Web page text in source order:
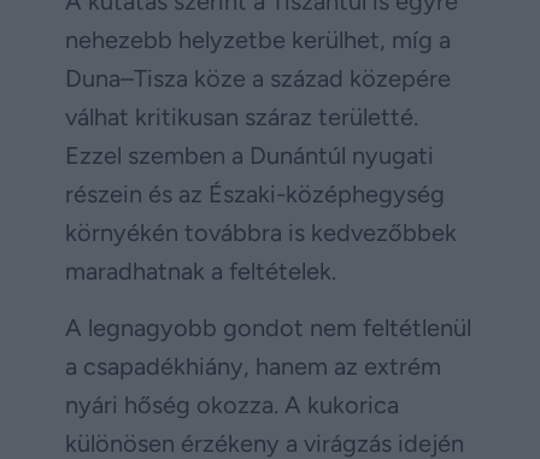
nehezebb helyzetbe kerülhet, míg a
Duna–Tisza köze a század közepére
válhat kritikusan száraz területté.
Ezzel szemben a Dunántúl nyugati
részein és az Északi-középhegység
környékén továbbra is kedvezőbbek
maradhatnak a feltételek.
A legnagyobb gondot nem feltétlenül
a csapadékhiány, hanem az extrém
nyári hőség okozza. A kukorica
különösen érzékeny a virágzás idején